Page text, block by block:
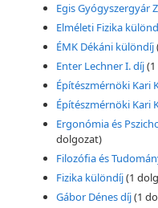
Egis Gyógyszergyár
Elméleti Fizika
ÉMK Dékáni különdíj
Enter Lechner I. díj
Építészmérnöki Kari
Építészmérnöki Kari
Ergonómia és
dolgozat)
Filozófia és
Fizika különdíj(1
Gábor Dénes díj(1